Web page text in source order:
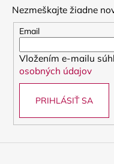
Nezmeškajte žiadne
Email
Vložením e-mailu
osobných údajov
PRIHLÁSIŤ SA